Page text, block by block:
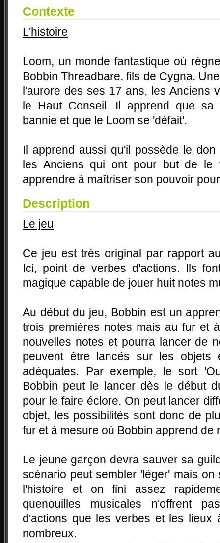
Contexte
L'histoire
Loom, un monde fantastique où
Bobbin Threadbare, fils de Cygna.
l'aurore des ses 17 ans, les Anciens
le Haut Conseil. Il apprend que sa
bannie et que le Loom se 'défait'.
Il apprend aussi qu'il possède le
les Anciens qui ont pour but de le
apprendre à maîtriser son pouvoir
Description
Le jeu
Ce jeu est très original par rapport
Ici, point de verbes d'actions. Ils
magique capable de jouer huit notes
Au début du jeu, Bobbin est un
trois premières notes mais au fur et
nouvelles notes et pourra lancer de
peuvent être lancés sur les objets
adéquates. Par exemple, le sort
Bobbin peut le lancer dès le début
pour le faire éclore. On peut lancer
objet, les possibilités sont donc de
fur et à mesure où Bobbin apprend de
Le jeune garçon devra sauver sa
scénario peut sembler 'léger' mais
l'histoire et on fini assez
quenouilles musicales n'offrent
d'actions que les verbes et les lieux
nombreux.